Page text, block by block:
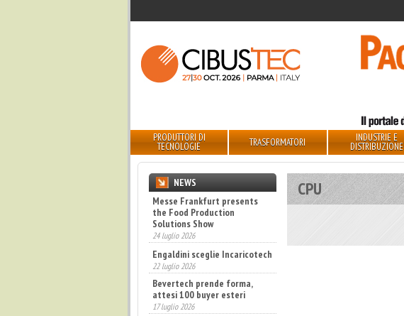
PRODUTTORI DI
TECNOLOGIE TRASFORMATORI INDUSTRIE E
DISTRIBUZIONE
CPU
NEWS
Messe Frankfurt presents
the Food Production
Solutions Show
24 luglio 2026
Engaldini sceglie Incaricotech
22 luglio 2026
Bevertech prende forma,
attesi 100 buyer esteri
17 luglio 2026